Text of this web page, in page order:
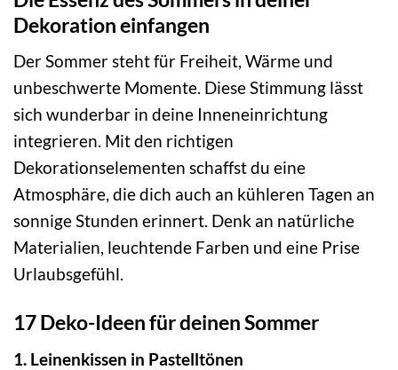
Dekoration einfangen
Der Sommer steht für Freiheit, Wärme und
unbeschwerte Momente. Diese Stimmung lässt
sich wunderbar in deine Inneneinrichtung
integrieren. Mit den richtigen
Dekorationselementen schaffst du eine
Atmosphäre, die dich auch an kühleren Tagen an
sonnige Stunden erinnert. Denk an natürliche
Materialien, leuchtende Farben und eine Prise
Urlaubsgefühl.
17 Deko-Ideen für deinen Sommer
1. Leinenkissen in Pastelltönen